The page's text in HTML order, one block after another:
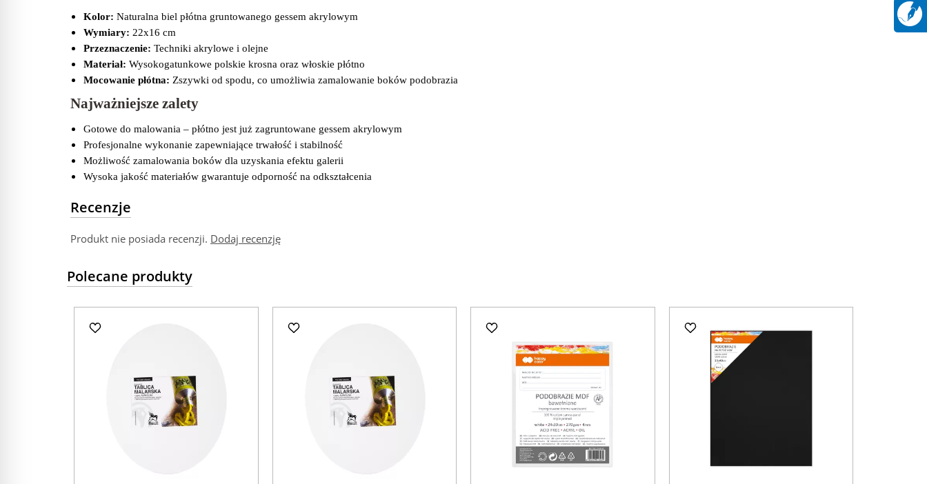
Kolor: Naturalna biel płótna gruntowanego gessem akrylowym
Wymiary: 22x16 cm
Przeznaczenie: Techniki akrylowe i olejne
Materiał: Wysokogatunkowe polskie krosna oraz włoskie płótno
Mocowanie płótna: Zszywki od spodu, co umożliwia zamalowanie boków podobrazia
Najważniejsze zalety
Gotowe do malowania – płótno jest już zagruntowane gessem akrylowym
Profesjonalne wykonanie zapewniające trwałość i stabilność
Możliwość zamalowania boków dla uzyskania efektu galerii
Wysoka jakość materiałów gwarantuje odporność na odkształcenia
Recenzje
Produkt nie posiada recenzji. Dodaj recenzję
Polecane produkty